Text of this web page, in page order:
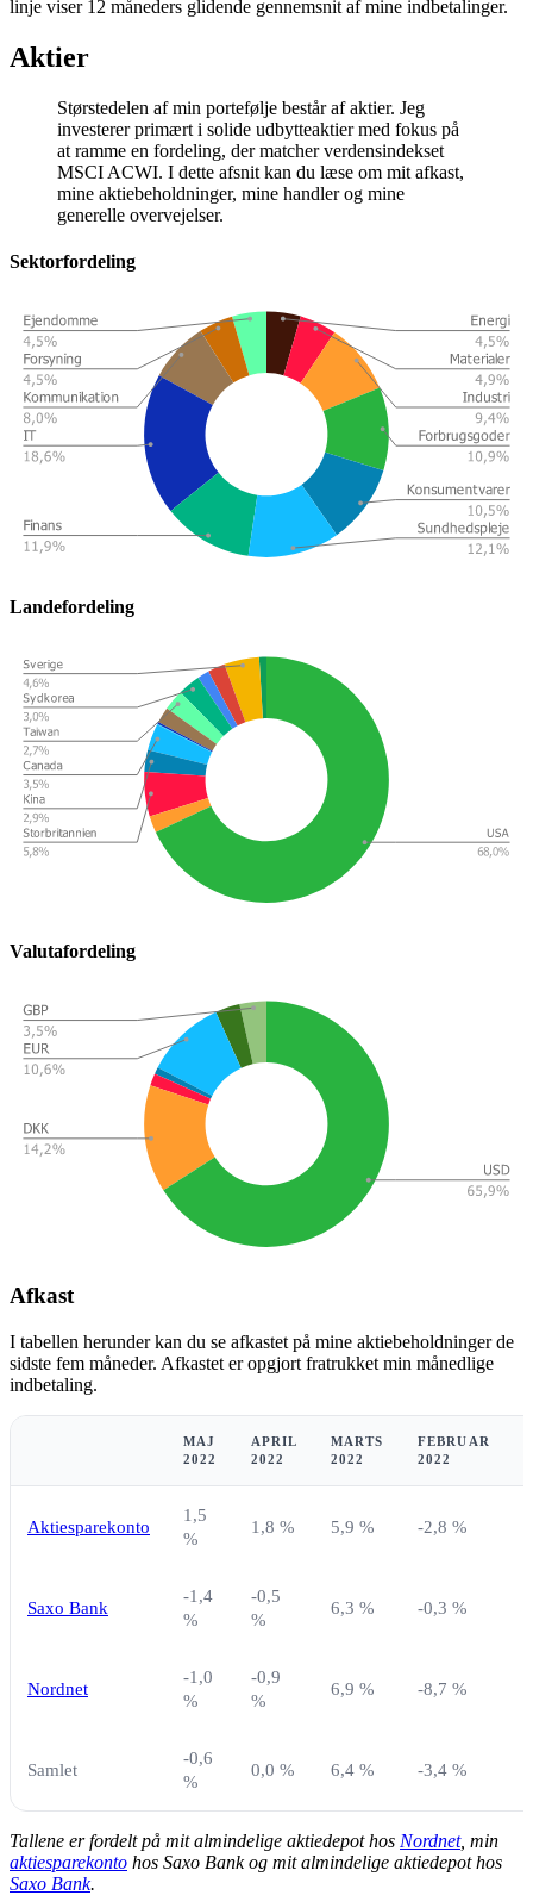
linje viser 12 måneders glidende gennemsnit af mine indbetalinger.
Aktier
Størstedelen af min portefølje består af aktier. Jeg
investerer primært i solide udbytteaktier med fokus på
at ramme en fordeling, der matcher verdensindekset
MSCI ACWI. I dette afsnit kan du læse om mit afkast,
mine aktiebeholdninger, mine handler og mine
generelle overvejelser.
Sektorfordeling
Landefordeling
Valutafordeling
Afkast
I tabellen herunder kan du se afkastet på mine aktiebeholdninger de
sidste fem måneder. Afkastet er opgjort fratrukket min månedlige
indbetaling.
MAJ
2022
APRIL
2022
MARTS
2022
FEBRUAR
2022
Aktiesparekonto
1,5
%
1,8 % 5,9 % -2,8 %
Saxo Bank
-1,4
%
-0,5
%
6,3 % -0,3 %
Nordnet
-1,0
%
-0,9
%
6,9 % -8,7 %
Samlet
-0,6
%
0,0 % 6,4 % -3,4 %
Tallene er fordelt på mit almindelige aktiedepot hos Nordnet, min
aktiesparekonto hos Saxo Bank og mit almindelige aktiedepot hos
Saxo Bank.